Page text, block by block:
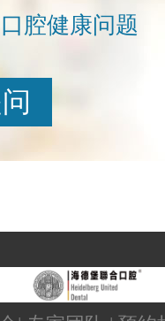
腔健康问题